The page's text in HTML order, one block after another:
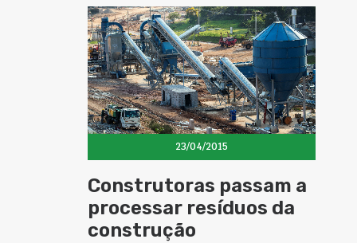
23/04/2015
Construtoras passam a
processar resíduos da
construção